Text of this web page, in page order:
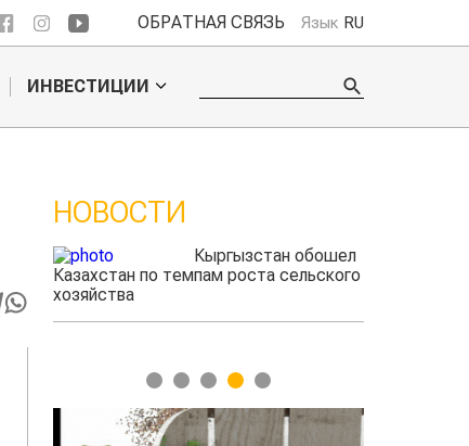
ОБРАТНАЯ СВЯЗЬ Язык RU
ИНВЕСТИЦИИ
НОВОСТИ
Ученые нашли
способ повысить
1 2 3 4 5